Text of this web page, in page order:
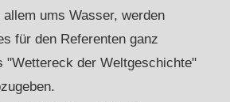
ums Wasser, werden
für den Referenten ganz
"Wettereck der Weltgeschichte"